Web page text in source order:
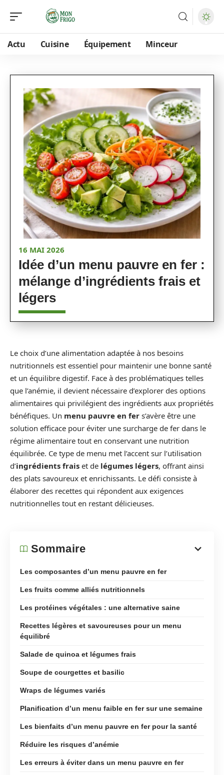
Actu Cuisine Équipement Minceur
16 MAI 2026
Idée d’un menu pauvre en fer :
mélange d’ingrédients frais et
légers
Le choix d’une alimentation adaptée à nos besoins
nutritionnels est essentiel pour maintenir une bonne santé
et un équilibre digestif. Face à des problématiques telles
que l’anémie, il devient nécessaire d’explorer des options
alimentaires qui privilégient des ingrédients aux propriétés
bénéfiques. Un menu pauvre en fer s’avère être une
solution efficace pour éviter une surcharge de fer dans le
régime alimentaire tout en conservant une nutrition
équilibrée. Ce type de menu met l’accent sur l’utilisation
d’ingrédients frais et de légumes légers, offrant ainsi
des plats savoureux et enrichissants. Le défi consiste à
élaborer des recettes qui répondent aux exigences
nutritionnelles tout en restant délicieuses.
Sommaire
Les composantes d’un menu pauvre en fer
Les fruits comme alliés nutritionnels
Les protéines végétales : une alternative saine
Recettes légères et savoureuses pour un menu
équilibré
Salade de quinoa et légumes frais
Soupe de courgettes et basilic
Wraps de légumes variés
Planification d’un menu faible en fer sur une semaine
Les bienfaits d’un menu pauvre en fer pour la santé
Réduire les risques d’anémie
Les erreurs à éviter dans un menu pauvre en fer